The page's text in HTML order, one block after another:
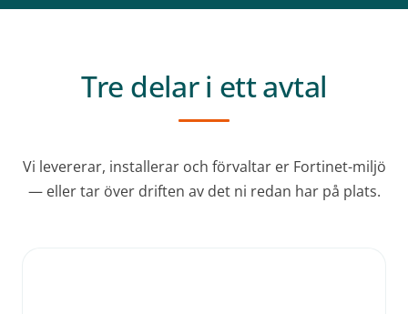
Tre delar i ett avtal
Vi levererar, installerar och förvaltar er Fortinet-miljö
— eller tar över driften av det ni redan har på plats.